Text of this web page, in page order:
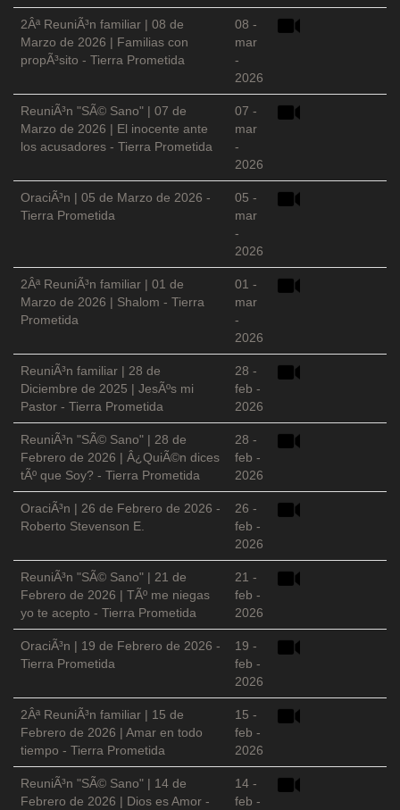
2Âª ReuniÃ³n familiar | 08 de
Marzo de 2026 | Familias con
propÃ³sito - Tierra Prometida
08 -
mar
-
2026
ReuniÃ³n "SÃ© Sano" | 07 de
Marzo de 2026 | El inocente ante
los acusadores - Tierra Prometida
07 -
mar
-
2026
OraciÃ³n | 05 de Marzo de 2026 -
Tierra Prometida
05 -
mar
-
2026
2Âª ReuniÃ³n familiar | 01 de
Marzo de 2026 | Shalom - Tierra
Prometida
01 -
mar
-
2026
ReuniÃ³n familiar | 28 de
Diciembre de 2025 | JesÃºs mi
Pastor - Tierra Prometida
28 -
feb -
2026
ReuniÃ³n "SÃ© Sano" | 28 de
Febrero de 2026 | Â¿QuiÃ©n dices
tÃº que Soy? - Tierra Prometida
28 -
feb -
2026
OraciÃ³n | 26 de Febrero de 2026 -
Roberto Stevenson E.
26 -
feb -
2026
ReuniÃ³n "SÃ© Sano" | 21 de
Febrero de 2026 | TÃº me niegas
yo te acepto - Tierra Prometida
21 -
feb -
2026
OraciÃ³n | 19 de Febrero de 2026 -
Tierra Prometida
19 -
feb -
2026
2Âª ReuniÃ³n familiar | 15 de
Febrero de 2026 | Amar en todo
tiempo - Tierra Prometida
15 -
feb -
2026
ReuniÃ³n "SÃ© Sano" | 14 de
Febrero de 2026 | Dios es Amor -
14 -
feb -